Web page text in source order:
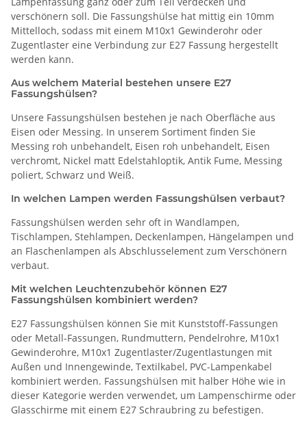
verschönern soll. Die Fassungshülse hat mittig ein 10mm
Mittelloch, sodass mit einem M10x1 Gewinderohr oder
Zugentlaster eine Verbindung zur E27 Fassung hergestellt
werden kann.
Aus welchem Material bestehen unsere E27
Fassungshülsen?
Unsere Fassungshülsen bestehen je nach Oberfläche aus
Eisen oder Messing. In unserem Sortiment finden Sie
Messing roh unbehandelt, Eisen roh unbehandelt, Eisen
verchromt, Nickel matt Edelstahloptik, Antik Fume, Messing
poliert, Schwarz und Weiß.
In welchen Lampen werden Fassungshülsen verbaut?
Fassungshülsen werden sehr oft in Wandlampen,
Tischlampen, Stehlampen, Deckenlampen, Hängelampen und
an Flaschenlampen als Abschlusselement zum Verschönern
verbaut.
Mit welchen Leuchtenzubehör können E27
Fassungshülsen kombiniert werden?
E27 Fassungshülsen können Sie mit Kunststoff-Fassungen
oder Metall-Fassungen, Rundmuttern, Pendelrohre, M10x1
Gewinderohre, M10x1 Zugentlaster/Zugentlastungen mit
Außen und Innengewinde, Textilkabel, PVC-Lampenkabel
kombiniert werden. Fassungshülsen mit halber Höhe wie in
dieser Kategorie werden verwendet, um Lampenschirme oder
Glasschirme mit einem E27 Schraubring zu befestigen.